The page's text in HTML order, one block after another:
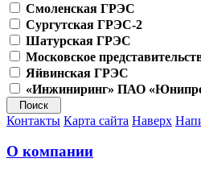
Смоленская ГРЭС
Сургутская ГРЭС-2
Шатурская ГРЭС
Московское
Яйвинская ГРЭС
«Инжиниринг» ПАО
Контакты Карта сайта Наверх
О компании